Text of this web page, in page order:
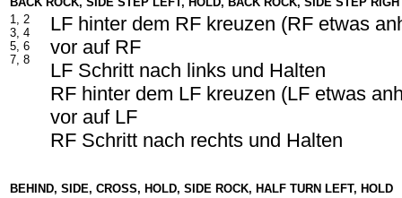
1, 2
3, 4
5, 6
7, 8
LF hinter dem RF kreuzen (RF etwas
vor auf RF
LF Schritt nach links und Halten
RF hinter dem LF kreuzen (LF etwas
vor auf LF
RF Schritt nach rechts und Halten
BEHIND, SIDE, CROSS, HOLD, SIDE ROCK, HALF TURN LEFT, HOLD